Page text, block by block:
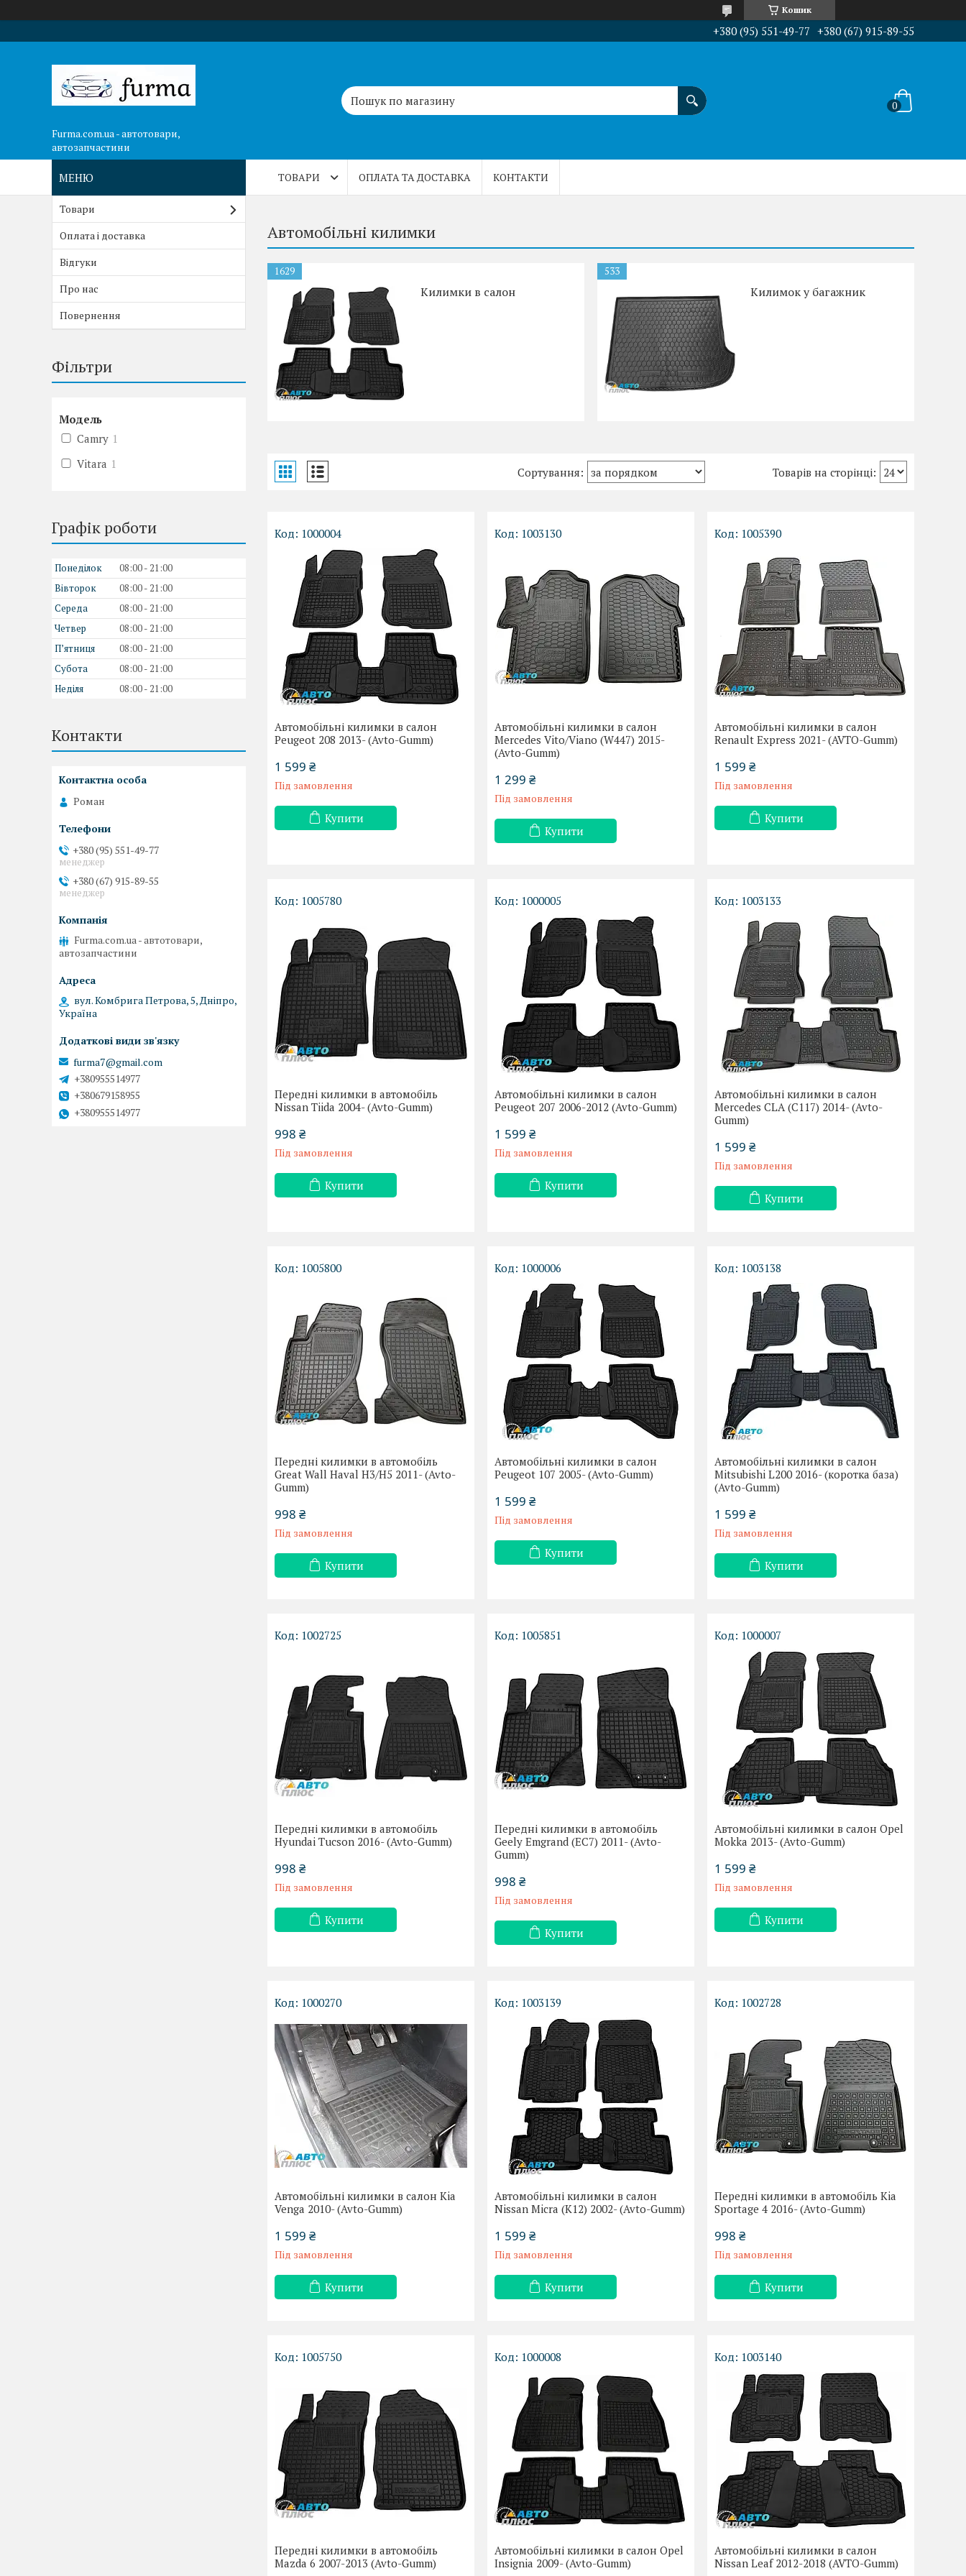
Кошик
+380 (95) 551-49-77 +380 (67) 915-89-55
Furma.com.ua - автотовари,
автозапчастини
ТОВАРИ ОПЛАТА ТА ДОСТАВКА КОНТАКТИ
Автомобільні килимки
1629
Килимки в салон
533
Килимок у багажник
1000004
Автомобільні килимки в салон
Peugeot 208 2013- (Avto-Gumm)
1 599 ₴
Під замовлення
Купити
1003130
Автомобільні килимки в салон
Mercedes Vito/Viano (W447) 2015-
(Avto-Gumm)
1 299 ₴
Під замовлення
Купити
1005390
Автомобільні килимки в салон
Renault Express 2021- (AVTO-Gumm)
1 599 ₴
Під замовлення
Купити
1005780
Передні килимки в автомобіль
Nissan Tiida 2004- (Avto-Gumm)
998 ₴
Під замовлення
Купити
1000005
Автомобільні килимки в салон
Peugeot 207 2006-2012 (Avto-Gumm)
1 599 ₴
Під замовлення
Купити
1003133
Автомобільні килимки в салон
Mercedes CLA (C117) 2014- (Avto-
Gumm)
1 599 ₴
Під замовлення
Купити
1005800
Передні килимки в автомобіль
Great Wall Haval H3/H5 2011- (Avto-
Gumm)
998 ₴
Під замовлення
Купити
1000006
Автомобільні килимки в салон
Peugeot 107 2005- (Avto-Gumm)
1 599 ₴
Під замовлення
Купити
1003138
Автомобільні килимки в салон
Mitsubishi L200 2016- (коротка база)
(Avto-Gumm)
1 599 ₴
Під замовлення
Купити
1002725
Передні килимки в автомобіль
Hyundai Tucson 2016- (Avto-Gumm)
998 ₴
Під замовлення
Купити
1005851
Передні килимки в автомобіль
Geely Emgrand (EC7) 2011- (Avto-
Gumm)
998 ₴
Під замовлення
Купити
1000007
Автомобільні килимки в салон Opel
Mokka 2013- (Avto-Gumm)
1 599 ₴
Під замовлення
Купити
1000270
Автомобільні килимки в салон Kia
Venga 2010- (Avto-Gumm)
1 599 ₴
Під замовлення
Купити
1003139
Автомобільні килимки в салон
Nissan Micra (K12) 2002- (Avto-Gumm)
1 599 ₴
Під замовлення
Купити
1002728
Передні килимки в автомобіль Kia
Sportage 4 2016- (Avto-Gumm)
998 ₴
Під замовлення
Купити
1005750
Передні килимки в автомобіль
Mazda 6 2007-2013 (Avto-Gumm)
1000008
Автомобільні килимки в салон Opel
Insignia 2009- (Avto-Gumm)
1003140
Автомобільні килимки в салон
Nissan Leaf 2012-2018 (AVTO-Gumm)
Товари
Оплата і доставка
Відгуки
Про нас
Повернення
Фільтри
Модель
Camry 1
Vitara 1
Графік роботи
Понеділок 08:00
21:00
Вівторок
08:00
21:00
Середа
08:00
21:00
Четвер
08:00
21:00
Пʼятниця
08:00
21:00
Субота
08:00
21:00
Неділя
08:00 21:00
Контакти
Роман
+380 (95) 551-49-77
менеджер
+380 (67) 915-89-55
менеджер
Furma.com.ua - автотовари,
автозапчастини
вул. Комбрига Петрова, 5, Дніпро,
Україна
furma7@gmail.com
+380955514977
+380679158955
+380955514977